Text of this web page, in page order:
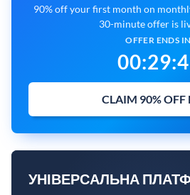
90% off your first month on
30-minute offer is
OFFER ENDS
00:29:
CLAIM 90% OFF
УНІВЕРСАЛЬНА